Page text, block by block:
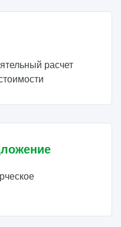
расчет